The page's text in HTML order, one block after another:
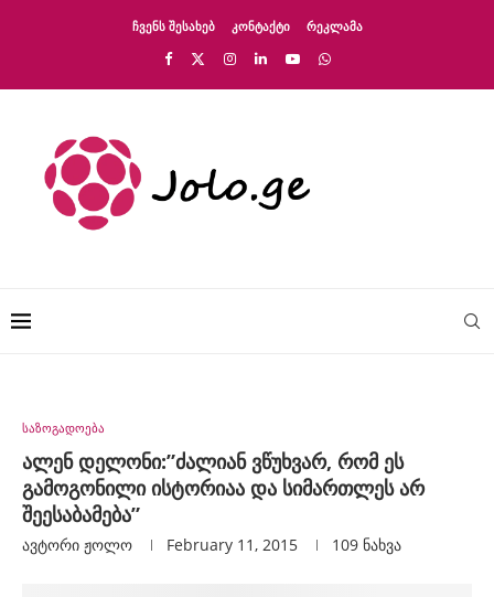
ᲩᲕᲔᲜᲡ ᲨᲔᲡᲐᲮᲔᲑ ᲙᲝᲜᲢᲐᲥᲢᲘ ᲠᲔᲙᲚᲐᲛᲐ
საზოგადოება
ალენ დელონი:”ძალიან ვწუხვარ, რომ ეს
გამოგონილი ისტორიაა და სიმართლეს არ
შეესაბამება”
ავტორი Ჟოლო February 11, 2015 109 ნახვა